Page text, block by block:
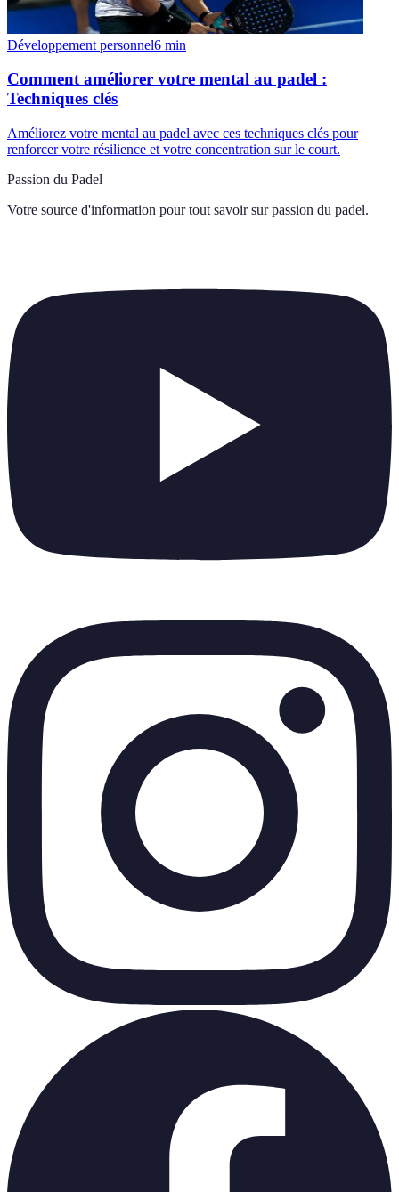
Développement personnel6 min
Comment améliorer votre mental au padel :
Techniques clés
Améliorez votre mental au padel avec ces techniques clés pour
renforcer votre résilience et votre concentration sur le court.
Passion du Padel
Votre source d'information pour tout savoir sur passion du padel.